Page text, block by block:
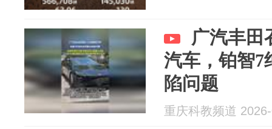
广汽丰田
汽车，铂智7
陷问题
重庆科教频道